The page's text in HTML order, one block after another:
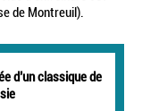
de Montreuil).
d’un classique de